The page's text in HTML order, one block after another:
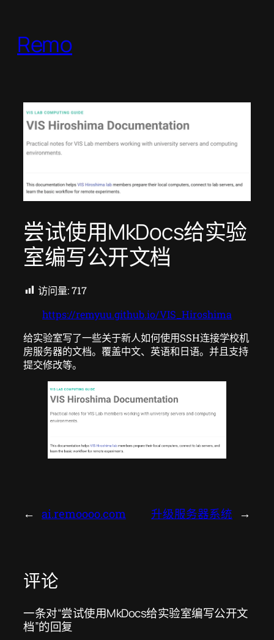
Remo
尝试使用MkDocs给实验
室编写公开文档
访问量:717
https://remyuu.github.io/VIS_Hiroshima
给实验室写了一些关于新人如何使用SSH连接学校机
房服务器的文档。覆盖中文、英语和日语。并且支持
提交修改等。
← ai.remoooo.com 升级服务器系统 →
评论
一条对“尝试使用MkDocs给实验室编写公开文
档”的回复